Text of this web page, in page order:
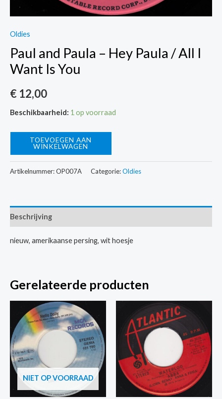
Oldies
Paul and Paula – Hey Paula / All I
Want Is You
€ 12,00
Beschikbaarheid: 1 op voorraad
Paula
/
I
You
aantal
TOEVOEGEN AAN
WINKELWAGEN
Artikelnummer:OP007A Categorie:Oldies
Beschrijving
nieuw, amerikaanse persing, wit hoesje
Gerelateerde producten
NIET OP VOORRAAD